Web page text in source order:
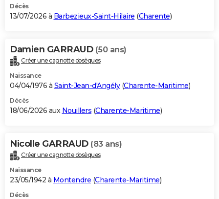
BONS PLANS
Carte de Noël
Carte Bonne année
Carte Saint-Valentin
Carte Pâques
Carte d'anniversaire
DICTIONNAIRE
Dictionnaire
Biographies
Citations
Expressions
Proverbes
PROGRAMME TV
S'inscrire
Se connecter
Lycées
Collèges
Primaires
Universités
Entreprises
Service militaire
Avis de recherche
AVIS DE DÉCÈS
Bricolage
Lifestyle
Culture
Sport
Auto
Television
Voyage
Cinema
Décès
13/07/2026 à Barbezieux-Saint-Hilaire (Charente)
Damien GARRAUD (50 ans)
Créer une cagnotte obsèques
Naissance
04/04/1976 à Saint-Jean-d'Angély(Charente-Maritime)
Décès
18/06/2026 aux Nouillers (Charente-Maritime)
Nicolle GARRAUD (83 ans)
Créer une cagnotte obsèques
Naissance
23/05/1942 à Montendre (Charente-Maritime)
Décès